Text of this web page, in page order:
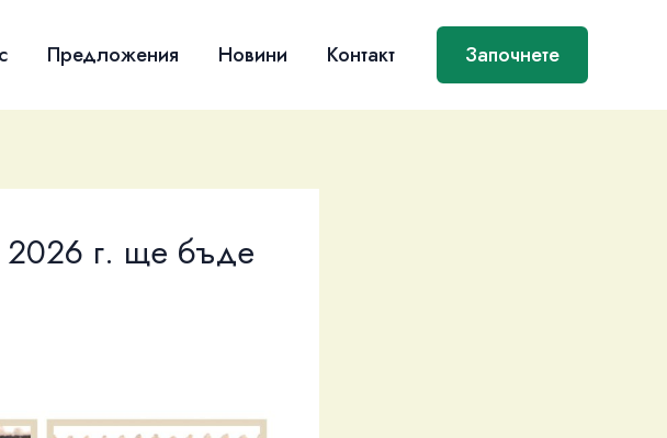
Предложения Новини Контакт Започнете
2026 г. ще бъде